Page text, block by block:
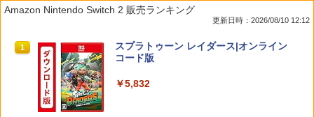
生 with パワーアップキット Complete
Edition 【CERO A(全年齢対象)】
￥10,080
uls(【早期購入封入特典】ロビーのアイ
￥6,769
フト単品) - Wii
￥525
ブルーレイ＋純正ケース]
￥1,480
Amazon Nintendo Switch 2 販売ランキング
更新日時：2026/08/10 12:12
1
スプラトゥーン レイダース|オンライン
コード版
￥5,832